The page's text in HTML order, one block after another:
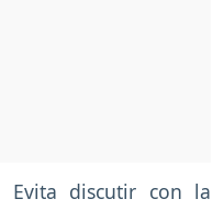
Evita discutir con la